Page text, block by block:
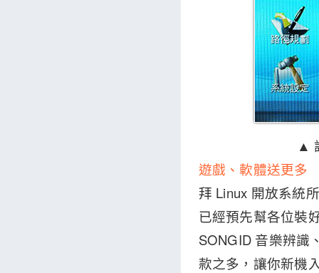
▲
遊戲、軟體送更多
拜 Linux 開放系統
已經預先幫各位裝
SONGID 音樂辨識
款之多，讓你新機